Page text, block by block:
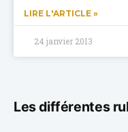
LIRE L'ARTICLE »
24 janvier 2013
Les différentes